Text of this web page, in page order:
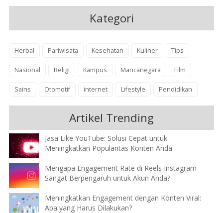
Kategori
Herbal Pariwisata Kesehatan Kuliner Tips
Nasional Religi Kampus Mancanegara Film
Sains Otomotif internet Lifestyle Pendidikan
Artikel Trending
Jasa Like YouTube: Solusi Cepat untuk
Meningkatkan Popularitas Konten Anda
Mengapa Engagement Rate di Reels Instagram
Sangat Berpengaruh untuk Akun Anda?
Meningkatkan Engagement dengan Konten Viral:
Apa yang Harus Dilakukan?